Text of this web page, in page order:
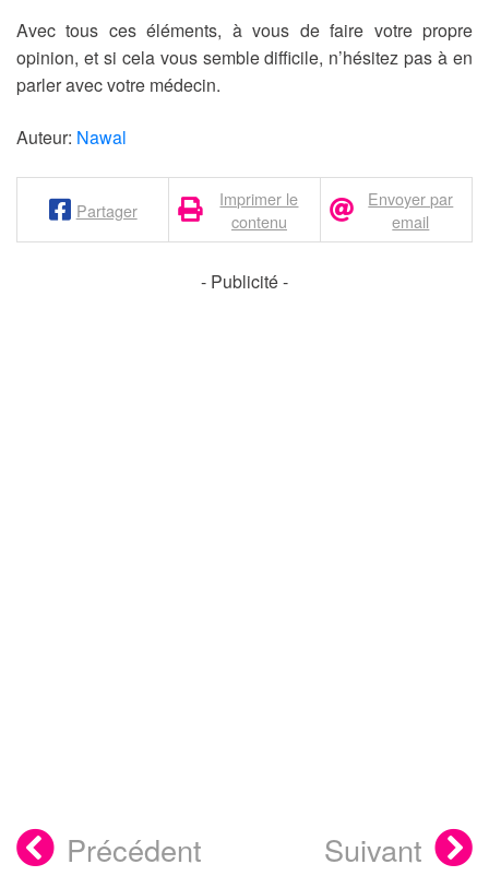
Avec tous ces éléments, à vous de faire votre propre
opinion, et si cela vous semble difficile, n’hésitez pas à en
parler avec votre médecin.
Auteur: Nawal
Partager
Imprimer le
contenu
Envoyer par
email
- Publicité -
Précédent Suivant